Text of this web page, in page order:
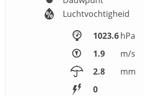
Luchtvochtigheid
1023.6hPa
1.9
m/s
2.8
mm
0